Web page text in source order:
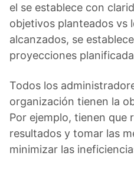
el se establece con
objetivos planteados vs
alcanzados, se
proyecciones
Todos los
organización tienen la
Por ejemplo, tienen que
resultados y tomar las
minimizar las